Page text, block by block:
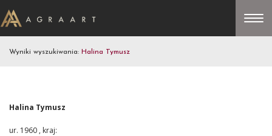
Wyniki wyszukiwania: Halina Tymusz
Halina Tymusz
ur. 1960 , kraj: